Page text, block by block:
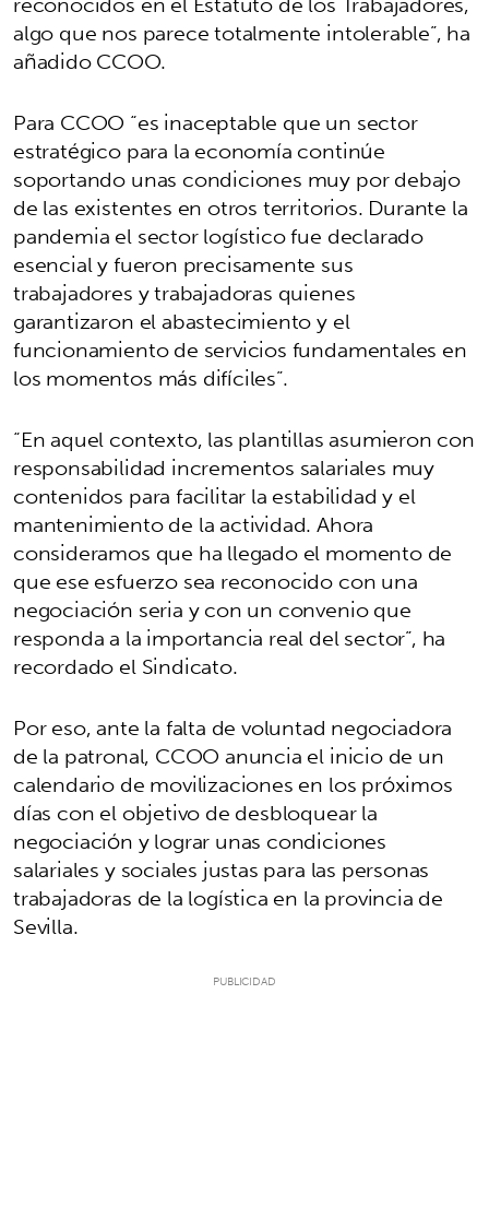
algo que nos parece totalmente intolerable”, ha
añadido CCOO.
Para CCOO “es inaceptable que un sector
estratégico para la economía continúe
soportando unas condiciones muy por debajo
de las existentes en otros territorios. Durante la
pandemia el sector logístico fue declarado
esencial y fueron precisamente sus
trabajadores y trabajadoras quienes
garantizaron el abastecimiento y el
funcionamiento de servicios fundamentales en
los momentos más difíciles”.
“En aquel contexto, las plantillas asumieron con
responsabilidad incrementos salariales muy
contenidos para facilitar la estabilidad y el
mantenimiento de la actividad. Ahora
consideramos que ha llegado el momento de
que ese esfuerzo sea reconocido con una
negociación seria y con un convenio que
responda a la importancia real del sector”, ha
recordado el Sindicato.
Por eso, ante la falta de voluntad negociadora
de la patronal, CCOO anuncia el inicio de un
calendario de movilizaciones en los próximos
días con el objetivo de desbloquear la
negociación y lograr unas condiciones
salariales y sociales justas para las personas
trabajadoras de la logística en la provincia de
Sevilla.